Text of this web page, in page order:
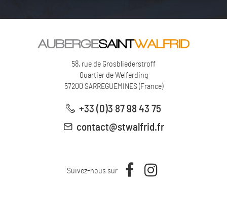
58, rue de Grosbliederstroff
Quartier de Welferding
57200 SARREGUEMINES (France)
+33 (0)3 87 98 43 75
contact@stwalfrid.fr
Suivez-nous sur